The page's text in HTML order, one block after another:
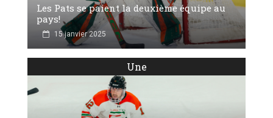
Les Pats se paient la deuxième équipe au
pays!
15 janvier 2025
Une